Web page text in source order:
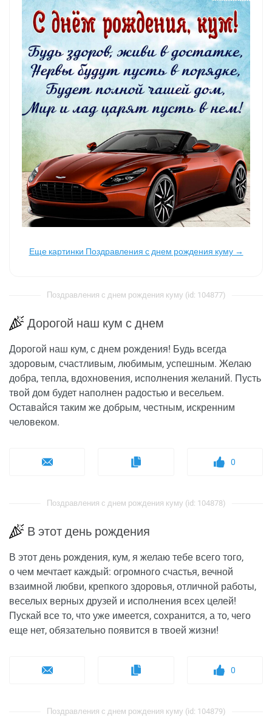
Еще картинки Поздравления с днем рождения куму →
Поздравления с днем рождения куму (id: 104877)
Дорогой наш кум с днем
Дорогой наш кум, с днем рождения! Будь всегда
здоровым, счастливым, любимым, успешным. Желаю
добра, тепла, вдохновения, исполнения желаний. Пусть
твой дом будет наполнен радостью и весельем.
Оставайся таким же добрым, честным, искренним
человеком.
0
Поздравления с днем рождения куму (id: 104878)
В этот день рождения
В этот день рождения, кум, я желаю тебе всего того,
о чем мечтает каждый: огромного счастья, вечной
взаимной любви, крепкого здоровья, отличной работы,
веселых верных друзей и исполнения всех целей!
Пускай все то, что уже имеется, сохранится, а то, чего
еще нет, обязательно появится в твоей жизни!
0
Поздравления с днем рождения куму (id: 104879)